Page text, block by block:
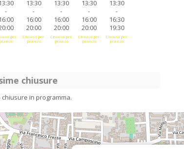
-
per
pranzo
13:30
-
16:00
20:00
Chiuso per
pranzo
13:30
-
16:00
20:00
Chiuso per
pranzo
13:30
-
16:00
20:00
Chiuso per
pranzo
13:30
-
16:30
19:30
Chiuso per
pranzo
chiusure
chiusure in programma.